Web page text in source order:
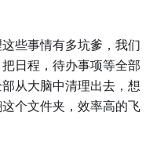
些事情有多坑爹，我们
日程，待办事项等全部
从大脑中清理出去，想
个文件夹，效率高的飞